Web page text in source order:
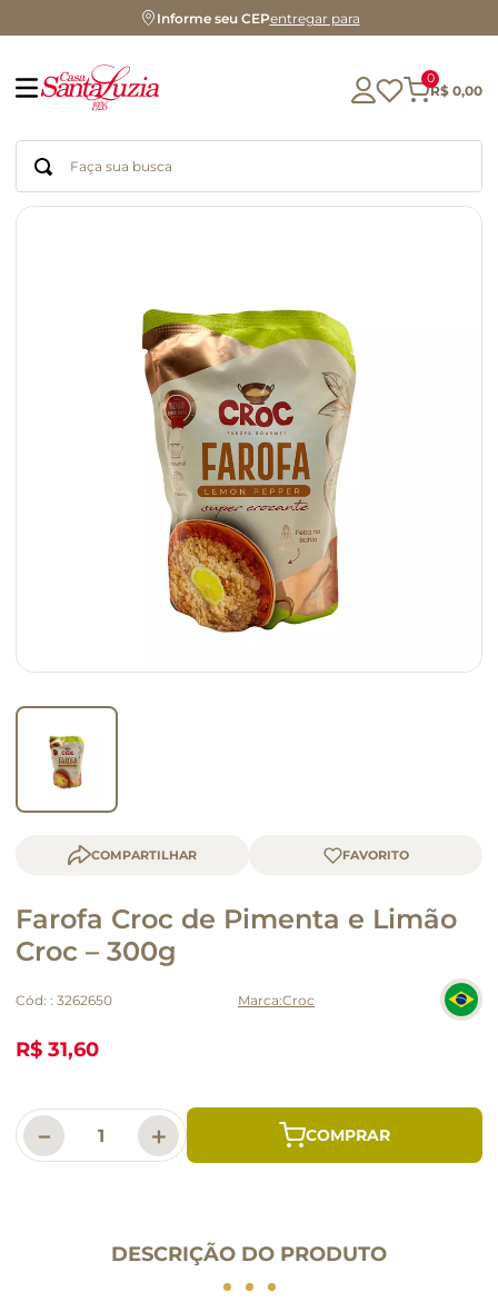
Informe seu CEPentregar para
0
R$ 0,00
Faça sua busca
COMPARTILHAR
Farofa Croc de Pimenta e Limão
Croc – 300g
Cód: : 3262650 Croc
R$ 31,60
＋
－
DESCRIÇÃO DO PRODUTO